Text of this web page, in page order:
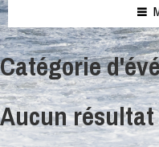
Catégorie
Aucun résultat